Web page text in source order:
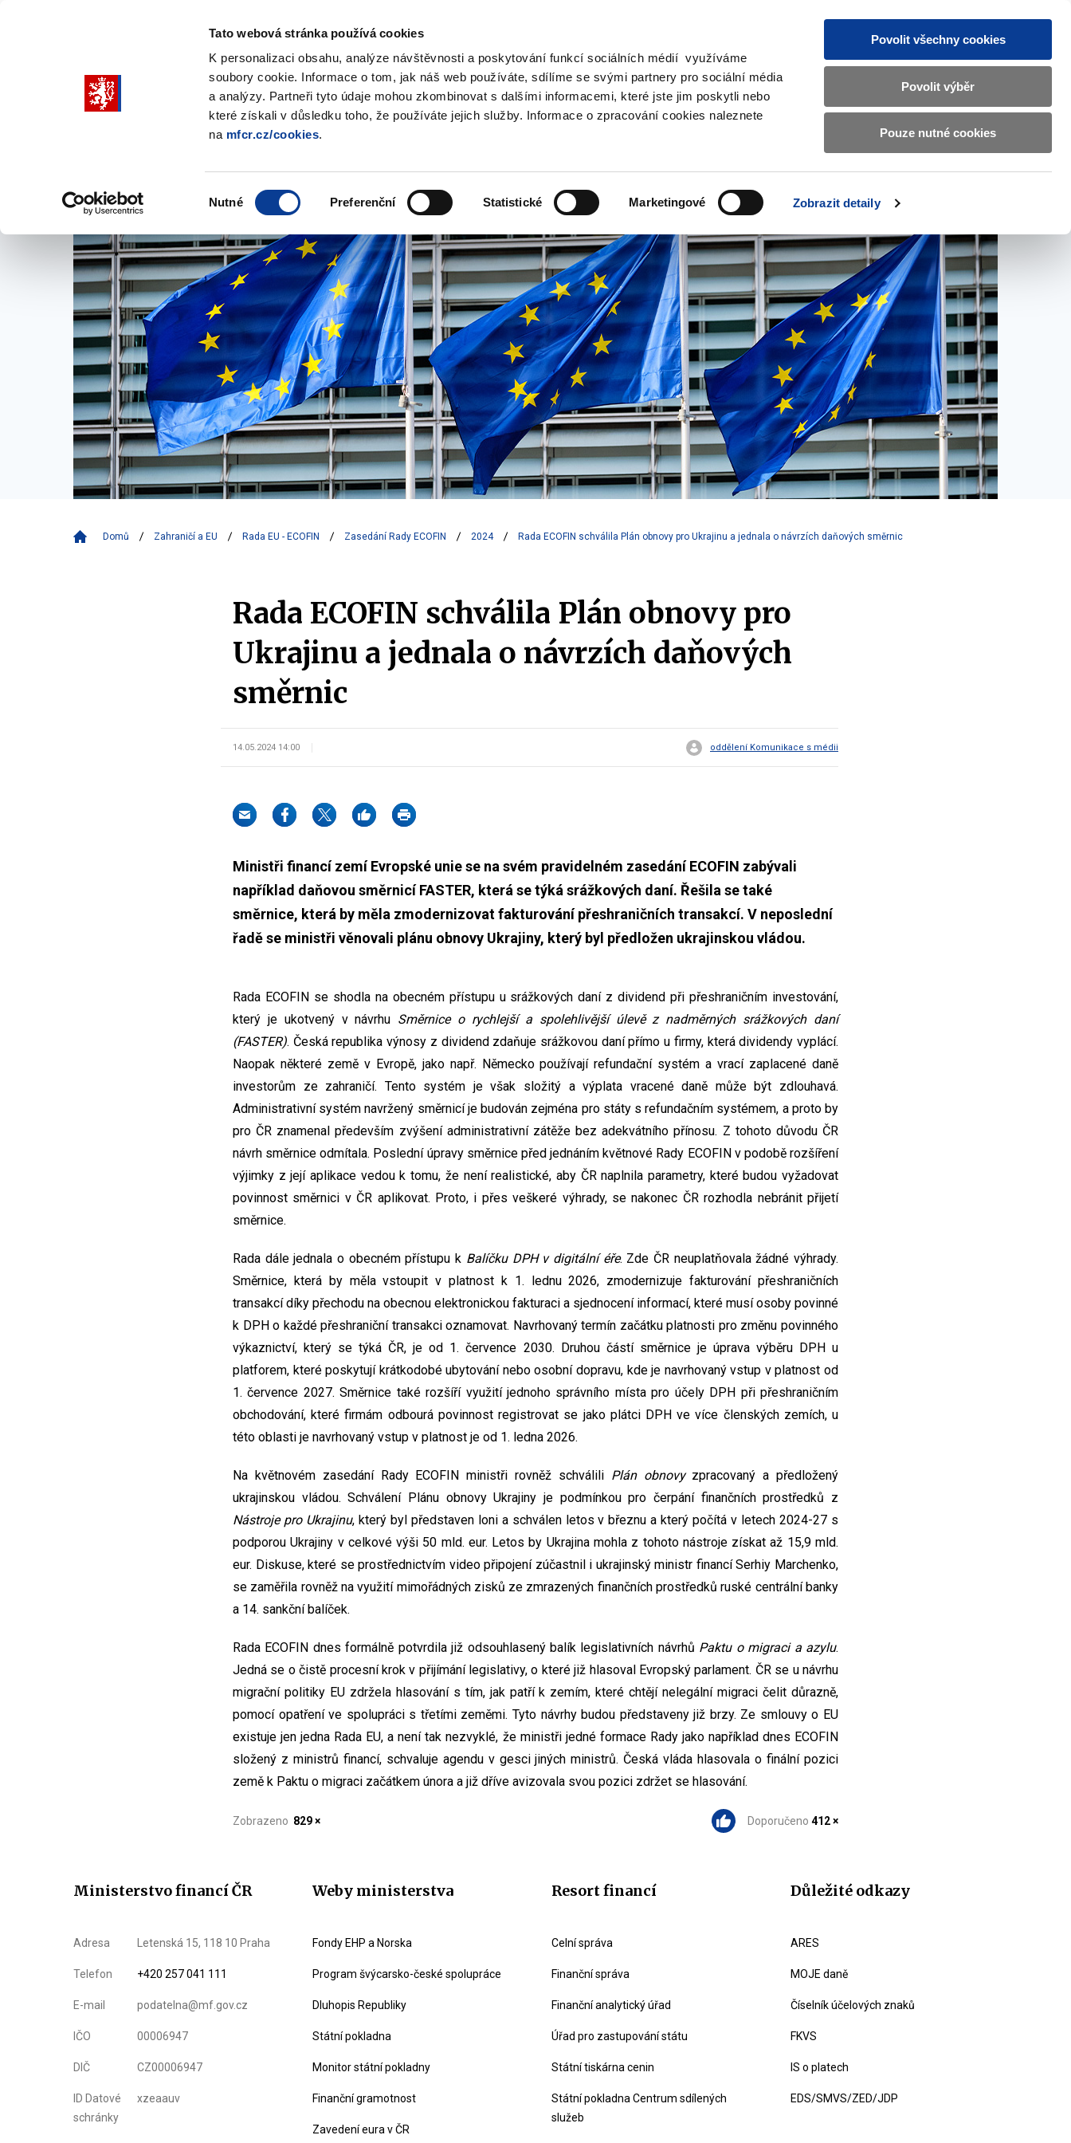
Tato webová stránka používá cookies
K personalizaci obsahu, analýze návštěvnosti a poskytování funkcí sociálních médií využíváme
soubory cookie. Informace o tom, jak náš web používáte, sdílíme se svými partnery pro sociální média
a analýzy. Partneři tyto údaje mohou zkombinovat s dalšími informacemi, které jste jim poskytli nebo
které získali v důsledku toho, že používáte jejich služby. Informace o zpracování cookies naleznete
na mfcr.cz/cookies.
Nutné Preferenční Statistické Marketingové Zobrazit detaily
Povolit všechny cookies
Povolit výběr
Pouze nutné cookies
Vyhledat
našeptaných
položek
CZ EN
Základní
informace
o
Ministerstvu
financí
znakovém
jazyce.
submenu
submenu
politika
submenu
submenu
účetnictví
submenu
EU
submenu
Domů Zahraničí a EU Rada EU - ECOFIN Zasedání Rady ECOFIN 2024 Rada ECOFIN schválila Plán obnovy pro Ukrajinu a jednala o návrzích daňových směrnic
Rada ECOFIN schválila Plán obnovy pro
Ukrajinu a jednala o návrzích daňových
směrnic
14.05.2024 14:00 oddělení Komunikace s médii
Ministři financí zemí Evropské unie se na svém pravidelném zasedání ECOFIN zabývali
například daňovou směrnicí FASTER, která se týká srážkových daní. Řešila se také
směrnice, která by měla zmodernizovat fakturování přeshraničních transakcí. V neposlední
řadě se ministři věnovali plánu obnovy Ukrajiny, který byl předložen ukrajinskou vládou.
Rada ECOFIN se shodla na obecném přístupu u srážkových daní z dividend při přeshraničním investování,
který je ukotvený v návrhu Směrnice o rychlejší a spolehlivější úlevě z nadměrných srážkových daní
(FASTER). Česká republika výnosy z dividend zdaňuje srážkovou daní přímo u firmy, která dividendy vyplácí.
Naopak některé země v Evropě, jako např. Německo používají refundační systém a vrací zaplacené daně
investorům ze zahraničí. Tento systém je však složitý a výplata vracené daně může být zdlouhavá.
Administrativní systém navržený směrnicí je budován zejména pro státy s refundačním systémem, a proto by
pro ČR znamenal především zvýšení administrativní zátěže bez adekvátního přínosu. Z tohoto důvodu ČR
návrh směrnice odmítala. Poslední úpravy směrnice před jednáním květnové Rady ECOFIN v podobě rozšíření
výjimky z její aplikace vedou k tomu, že není realistické, aby ČR naplnila parametry, které budou vyžadovat
povinnost směrnici v ČR aplikovat. Proto, i přes veškeré výhrady, se nakonec ČR rozhodla nebránit přijetí
směrnice.
Rada dále jednala o obecném přístupu k Balíčku DPH v digitální éře. Zde ČR neuplatňovala žádné výhrady.
Směrnice, která by měla vstoupit v platnost k 1. lednu 2026, zmodernizuje fakturování přeshraničních
transakcí díky přechodu na obecnou elektronickou fakturaci a sjednocení informací, které musí osoby povinné
k DPH o každé přeshraniční transakci oznamovat. Navrhovaný termín začátku platnosti pro změnu povinného
výkaznictví, který se týká ČR, je od 1. července 2030. Druhou částí směrnice je úprava výběru DPH u
platforem, které poskytují krátkodobé ubytování nebo osobní dopravu, kde je navrhovaný vstup v platnost od
1. července 2027. Směrnice také rozšíří využití jednoho správního místa pro účely DPH při přeshraničním
obchodování, které firmám odbourá povinnost registrovat se jako plátci DPH ve více členských zemích, u
této oblasti je navrhovaný vstup v platnost je od 1. ledna 2026.
Na květnovém zasedání Rady ECOFIN ministři rovněž schváliliPlán obnovyzpracovaný a předložený
ukrajinskou vládou. Schválení Plánu obnovy Ukrajiny je podmínkou pro čerpání finančních prostředků z
Nástroje pro Ukrajinu, který byl představen loni a schválen letos v březnu a který počítá v letech 2024-27 s
podporou Ukrajiny v celkové výši 50 mld. eur. Letos by Ukrajina mohla z tohoto nástroje získat až 15,9 mld.
eur. Diskuse, které se prostřednictvím video připojení zúčastnil i ukrajinský ministr financí Serhiy Marchenko,
se zaměřila rovněž na využití mimořádných zisků ze zmrazených finančních prostředků ruské centrální banky
a 14. sankční balíček.
Rada ECOFIN dnes formálně potvrdila již odsouhlasený balík legislativních návrhů Paktu o migraci a azylu.
Jedná se o čistě procesní krok v přijímání legislativy, o které již hlasoval Evropský parlament. ČR se u návrhu
migrační politiky EU zdržela hlasování s tím, jak patří k zemím, které chtějí nelegální migraci čelit důrazně,
pomocí opatření ve spolupráci s třetími zeměmi. Tyto návrhy budou představeny již brzy. Ze smlouvy o EU
existuje jen jedna Rada EU, a není tak nezvyklé, že ministři jedné formace Rady jako například dnes ECOFIN
složený z ministrů financí, schvaluje agendu v gesci jiných ministrů. Česká vláda hlasovala o finální pozici
země k Paktu o migraci začátkem února a již dříve avizovala svou pozici zdržet se hlasování.
Zobrazeno 829 × Doporučeno 412 ×
Ministerstvo financí ČR
Adresa Letenská 15, 118 10 Praha
Telefon +420 257 041 111
E-mail podatelna@mf.gov.cz
IČO 00006947
DIČ CZ00006947
ID Datové
schránky
xzeaauv
Weby ministerstva
Fondy EHP a Norska
Program švýcarsko-české spolupráce
Dluhopis Republiky
Státní pokladna
Monitor státní pokladny
Finanční gramotnost
Zavedení eura v ČR
Resort financí
Celní správa
Finanční správa
Finanční analytický úřad
Úřad pro zastupování státu
Státní tiskárna cenin
Státní pokladna Centrum sdílených
služeb
Důležité odkazy
ARES
MOJE daně
Číselník účelových znaků
FKVS
IS o platech
EDS/SMVS/ZED/JDP